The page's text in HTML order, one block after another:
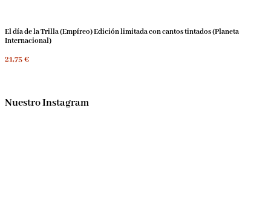
El día de la Trilla (Empíreo) Edición limitada con cantos tintados (Planeta
Internacional)
21,75 €
Nuestro Instagram